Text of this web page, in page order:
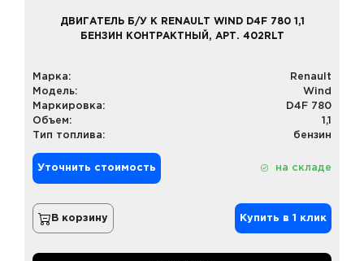
ДВИГАТЕЛЬ Б/У К RENAULT WIND D4F 780 1,1
БЕНЗИН КОНТРАКТНЫЙ, АРТ. 402RLT
Марка:
Renault
Модель:
Wind
Маркировка:
D4F 780
Объем:
1,1
Тип топлива:
бензин
Уточнить стоимость на складе
В корзину Купить в 1 клик